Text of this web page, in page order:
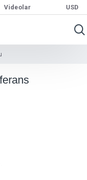
Videolar USD